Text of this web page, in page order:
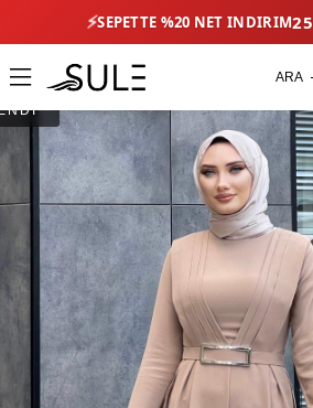
⚡SEPETTE %20 NET İNDIRIM25